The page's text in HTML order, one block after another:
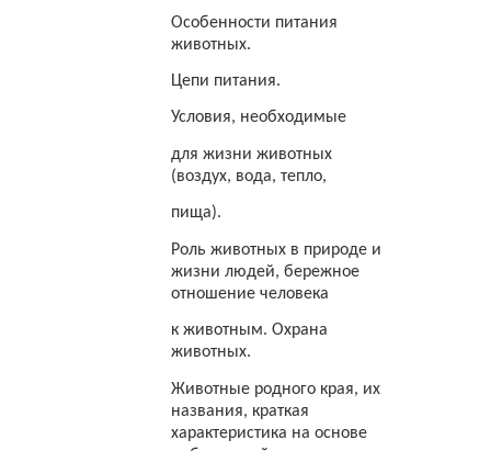
Особенности питания
животных.
Цепи питания.
Условия, необходимые
для жизни животных
(воздух, вода, тепло,
пища).
Роль животных в природе и
жизни людей, бережное
отношение человека
к животным. Охрана
животных.
Животные родного края, их
названия, краткая
характеристика на основе